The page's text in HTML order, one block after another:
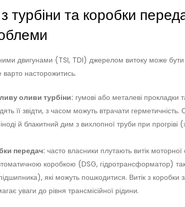
турбіни та коробки
двигунами (TSI, TDI) джерелом витоку може бути
варто насторожитись.
оливи турбіни: гумові або металеві
її звідти, з часом можуть втрачати
й блакитний дим з вихлопної труби при прогріві
передач: часто власники плутають витік
коробкою (DSG, гідротрансформатор)
які можуть пошкодитися. Витік з коробки
уваги до рівня трансмісійної рідини.